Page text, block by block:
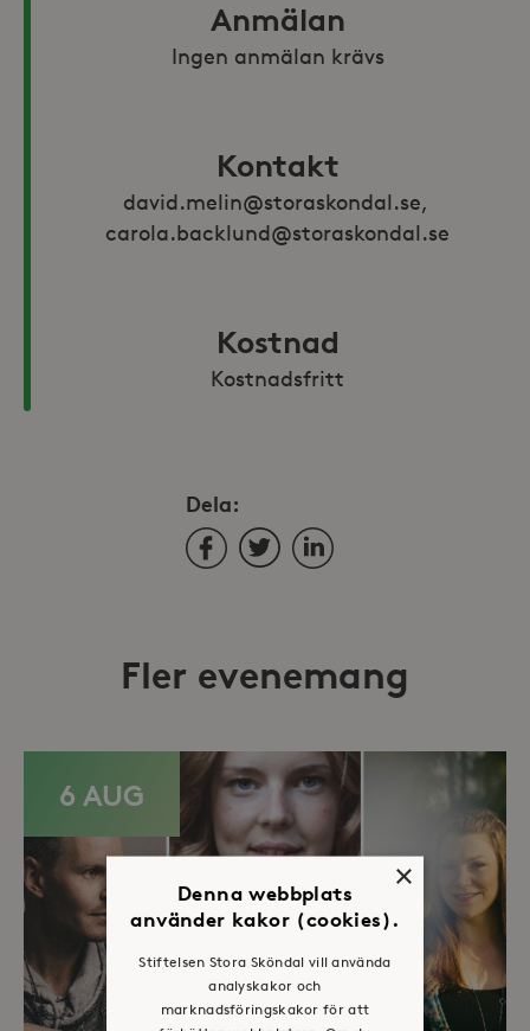
Anmälan
Ingen anmälan krävs
Kontakt
david.melin@storaskondal.se,
carola.backlund@storaskondal.se
Kostnad
Kostnadsfritt
Dela:
FacebookTwitterLinkedIn
Fler evenemang
6 AUG
×
Denna webbplats
använder kakor (cookies).
Stiftelsen Stora Sköndal vill använda
analyskakor och
marknadsföringskakor för att